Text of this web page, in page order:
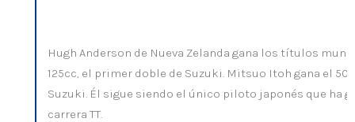
Hugh Anderson de Nueva Zelanda gana los títulos
125cc, el primer doble de Suzuki. Mitsuo Itoh gana el
Suzuki. Él sigue siendo el único piloto japonés que ha
carrera TT.